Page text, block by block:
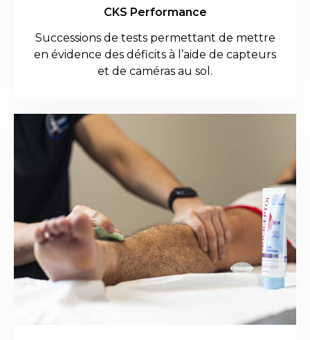
CKS Performance
Successions de tests permettant de mettre
en évidence des déficits à l’aide de capteurs
et de caméras au sol.